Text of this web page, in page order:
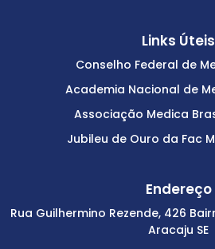
Links Úteis
Conselho Federal de
Academia Nacional de
Associação Medica
Jubileu de Ouro da Fac
Endereço
Rua Guilhermino Rezende, 426
Aracaju SE